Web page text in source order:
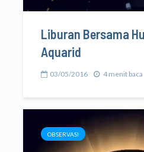
Liburan Bersama
Aquarid
03/05/2016 4 menit baca
OBSERVASI